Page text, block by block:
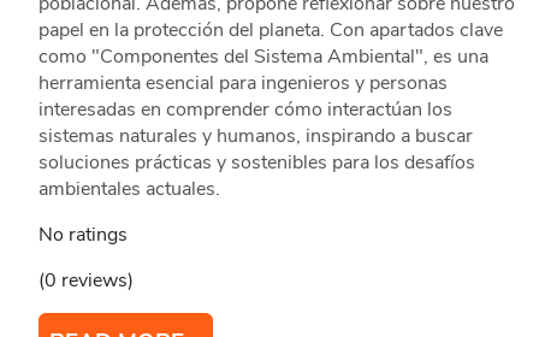
papel en la protección del planeta. Con apartados clave
como "Componentes del Sistema Ambiental", es una
herramienta esencial para ingenieros y personas
interesadas en comprender cómo interactúan los
sistemas naturales y humanos, inspirando a buscar
soluciones prácticas y sostenibles para los desafíos
ambientales actuales.
No ratings
(0 reviews)